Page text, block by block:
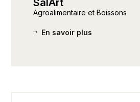
Agroalimentaire et Boissons
En savoir plus